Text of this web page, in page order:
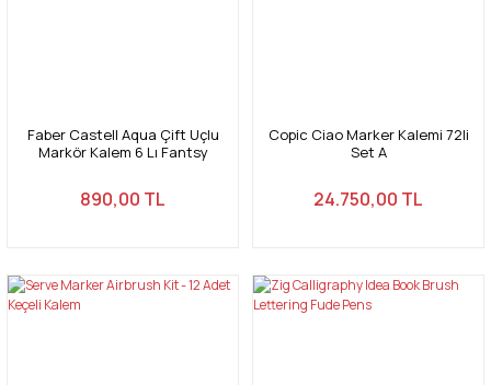
Faber Castell Aqua Çift Uçlu
Markör Kalem 6 Lı Fantsy
890,00 TL
Copic Ciao Marker Kalemi 72li
Set A
24.750,00 TL